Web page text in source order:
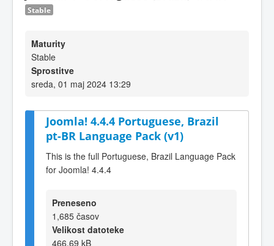
Stable
Maturity
Stable
Sprostitve
sreda, 01 maj 2024 13:29
Joomla! 4.4.4 Portuguese, Brazil
pt-BR Language Pack (v1)
This is the full Portuguese, Brazil Language Pack
for Joomla! 4.4.4
Preneseno
1,685 časov
Velikost datoteke
466,69 kB